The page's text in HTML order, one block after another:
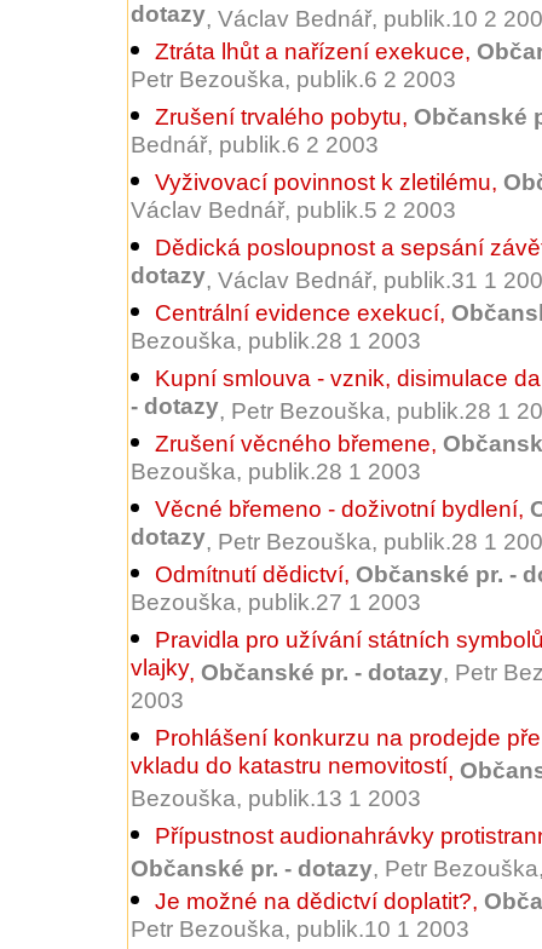
dotazy, Václav Bednář, publik.10 2
Ztráta lhůt a nařízení exekuce,
Petr Bezouška, publik.6 2 2003
Zrušení trvalého pobytu, Občanské
Bednář, publik.6 2 2003
Vyživovací povinnost k zletilému,
Václav Bednář, publik.5 2 2003
Dědická posloupnost a sepsání
dotazy, Václav Bednář, publik.31 1
Centrální evidence exekucí,
Bezouška, publik.28 1 2003
Kupní smlouva - vznik, disimulace
- dotazy, Petr Bezouška, publik.28 1
Zrušení věcného břemene,
Bezouška, publik.28 1 2003
Věcné břemeno - doživotní bydlení,
dotazy, Petr Bezouška, publik.28 1
Odmítnutí dědictví, Občanské pr. -
Bezouška, publik.27 1 2003
Pravidla pro užívání státních
vlajky, Občanské pr. - dotazy, Petr
2003
Prohlášení konkurzu na prodejde
vkladu do katastru nemovitostí,
Bezouška, publik.13 1 2003
Přípustnost audionahrávky
Občanské pr. - dotazy, Petr
Je možné na dědictví doplatit?,
Petr Bezouška, publik.10 1 2003